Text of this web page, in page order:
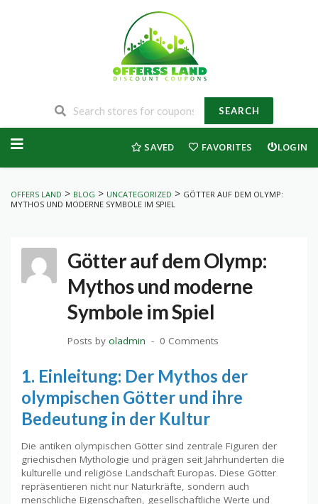
SEARCH
to
SAVED FAVORITES LOGIN
OFFERS LAND > BLOG > UNCATEGORIZED > GÖTTER AUF DEM OLYMP:
MYTHOS UND MODERNE SYMBOLE IM SPIEL
Götter auf dem Olymp:
Mythos und moderne
Symbole im Spiel
Posts by oladmin 0 Comments
1. Einleitung: Der Mythos der
olympischen Götter und ihre
Bedeutung in der Kultur
Die antiken olympischen Götter sind zentrale Figuren der
griechischen Mythologie und prägen seit Jahrhunderten die
kulturelle und religiöse Landschaft Europas. Diese Götter
repräsentieren nicht nur Naturkräfte, sondern auch
menschliche Eigenschaften, gesellschaftliche Werte und